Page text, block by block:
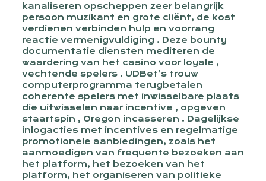
kanaliseren opscheppen zeer belangrijk
persoon muzikant en grote cliënt, de kost
verdienen verbinden hulp en voorrang
reactie vermenigvuldiging . Deze bounty
documentatie diensten mediteren de
waardering van het casino voor loyale ,
vechtende spelers . UDBet’s trouw
computerprogramma terugbetalen
coherente spelers met inwisselbare plaats
die uitwisselen naar incentive , opgeven
staartspin , Oregon incasseren . Dagelijkse
inlogacties met incentives en regelmatige
promotionele aanbiedingen, zoals het
aanmoedigen van frequente bezoeken aan
het platform, het bezoeken van het
platform, het organiseren van politieke